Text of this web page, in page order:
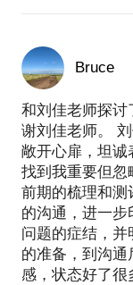
Bruce
和刘佳老师探讨
谢刘佳老师。
敞开心扉，坦诚
找到我重要但忽
前期的梳理和测
的沟通，进一步
问题的症结，
的准备，到沟
感，状态好了